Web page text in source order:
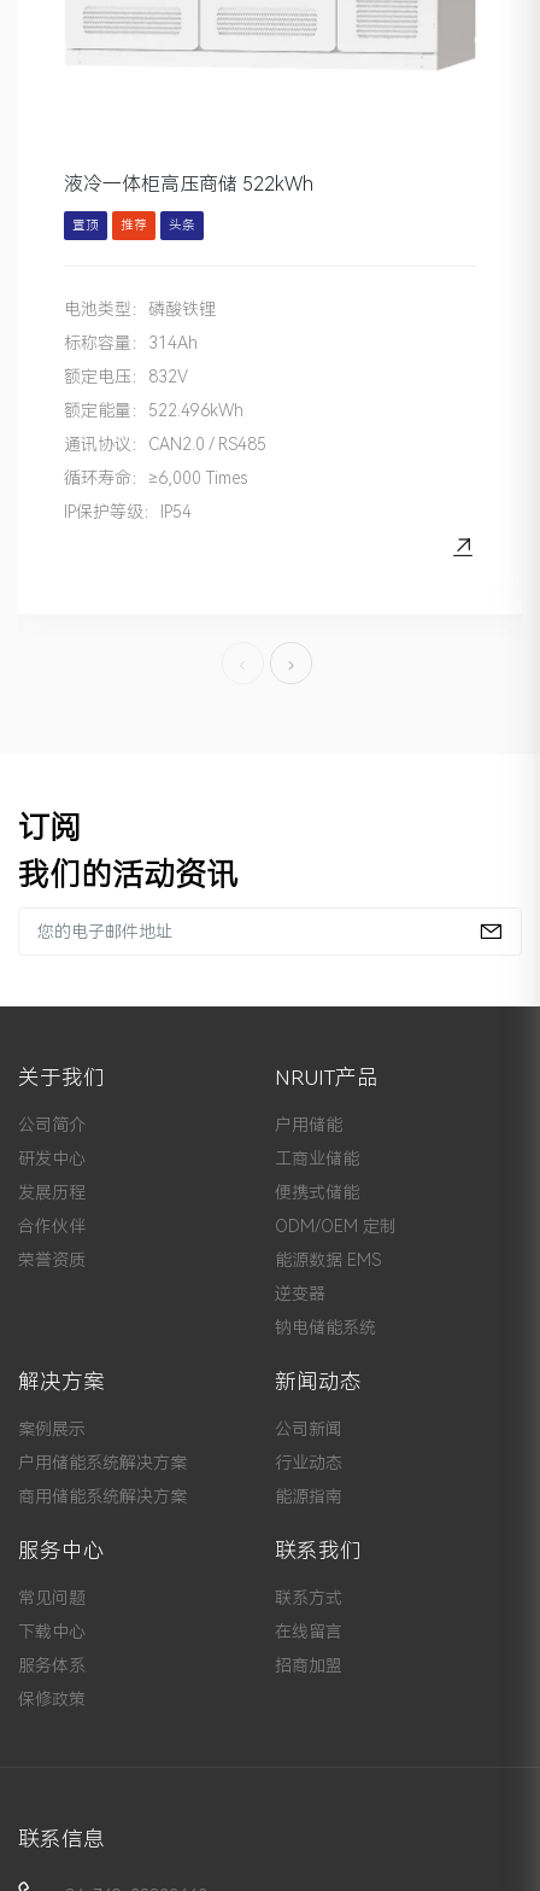
液冷一体柜高压商储 522kWh
置顶 推荐 头条
电池类型：磷酸铁锂
标称容量：314Ah
额定电压：832V
额定能量：522.496kWh
通讯协议：CAN2.0 / RS485
循环寿命：≥6,000 Times
IP保护等级：IP54
订阅
我们的活动资讯
关于我们
公司简介
研发中心
发展历程
合作伙伴
荣誉资质
NRUIT产品
户用储能
工商业储能
便携式储能
ODM/OEM 定制
能源数据 EMS
逆变器
钠电储能系统
解决方案
案例展示
户用储能系统解决方案
商用储能系统解决方案
新闻动态
公司新闻
行业动态
能源指南
服务中心
常见问题
下载中心
服务体系
保修政策
联系我们
联系方式
在线留言
招商加盟
联系信息